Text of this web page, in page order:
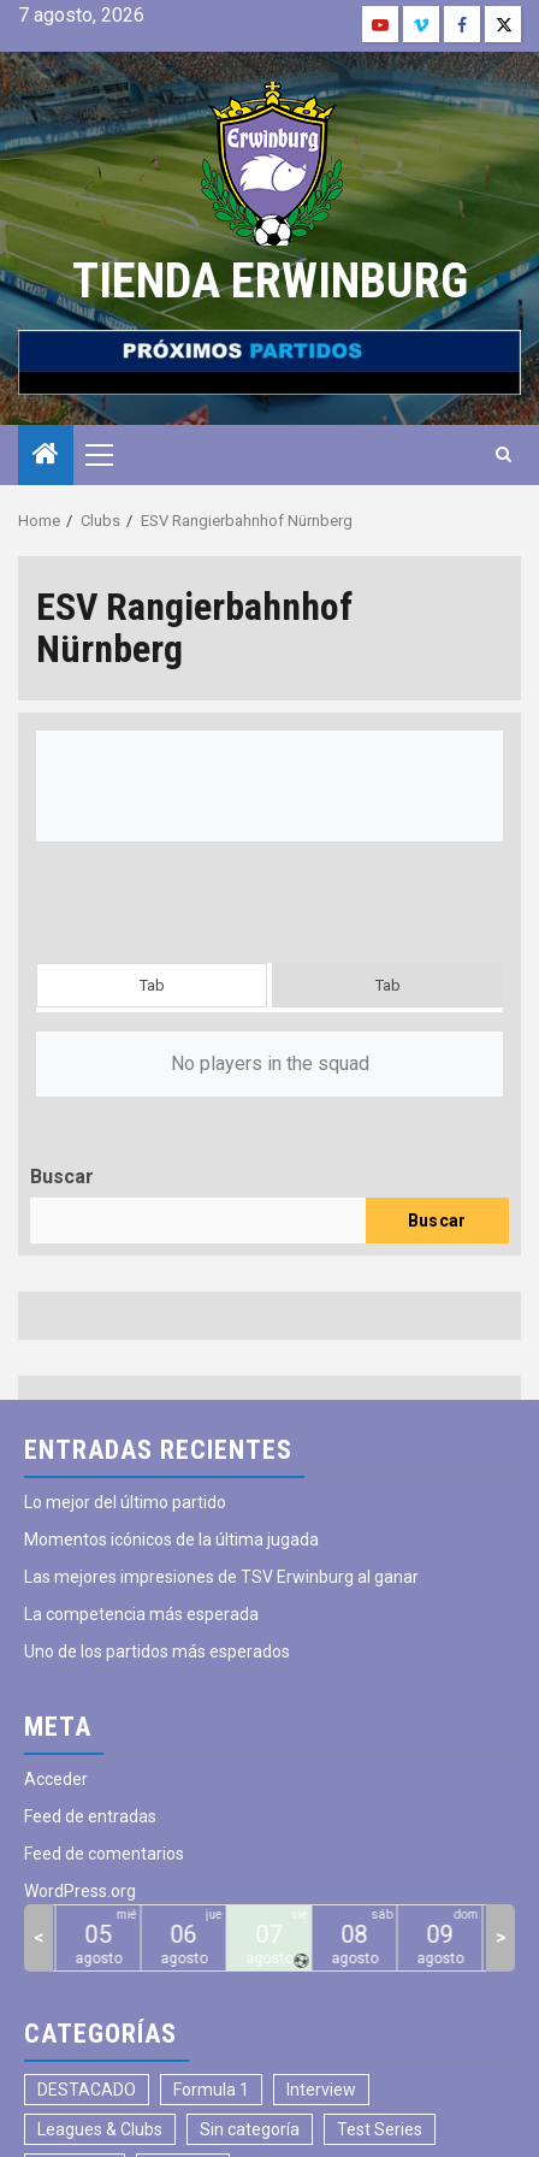
7 agosto, 2026
TIENDA ERWINBURG
Home Clubs ESV Rangierbahnhof Nürnberg
ESV Rangierbahnhof
Nürnberg
Tab Tab
No players in the squad
Buscar
Buscar
ENTRADAS RECIENTES
Lo mejor del último partido
Momentos icónicos de la última jugada
Las mejores impresiones de TSV Erwinburg al ganar
La competencia más esperada
Uno de los partidos más esperados
META
Acceder
Feed de entradas
Feed de comentarios
WordPress.org
05
agosto
mié
06
agosto
jue
07
agosto
vie
08
agosto
sáb
09
agosto
dom
< >
CATEGORÍAS
DESTACADO Formula 1 Interview
Leagues & Clubs Sin categoría Test Series